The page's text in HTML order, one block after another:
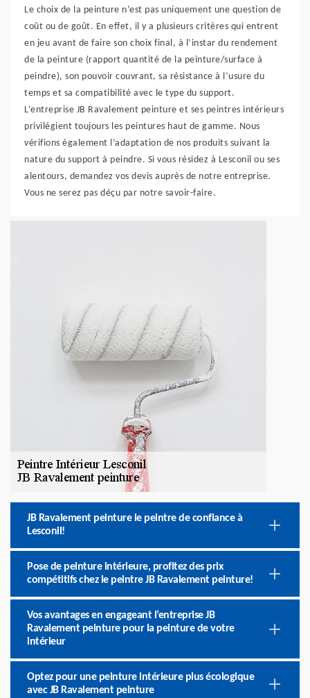
Le choix de la peinture n’est pas uniquement une question de
coût ou de goût. En effet, il y a plusieurs critères qui entrent
en jeu avant de faire son choix final, à l’instar du rendement
de la peinture (rapport quantité de la peinture/surface à
peindre), son pouvoir couvrant, sa résistance à l’usure du
temps et sa compatibilité avec le type du support.
L’entreprise JB Ravalement peinture et ses peintres intérieurs
privilégient toujours les peintures haut de gamme. Nous
vérifions également l’adaptation de nos produits suivant la
nature du support à peindre. Si vous résidez à Lesconil ou ses
alentours, demandez vos devis auprès de notre entreprise.
Vous ne serez pas déçu par notre savoir-faire.
JB Ravalement peinture le peintre de confiance à
Lesconil!
Pose de peinture intérieure, profitez des prix
compétitifs chez le peintre JB Ravalement peinture!
Vos avantages en engageant l’entreprise JB
Ravalement peinture pour la peinture de votre
intérieur
Optez pour une peinture intérieure plus écologique
avec JB Ravalement peinture